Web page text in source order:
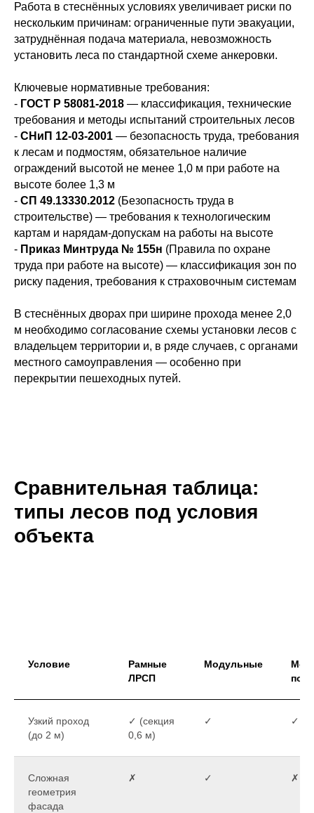
Работа в стеснённых условиях увеличивает риски по
нескольким причинам: ограниченные пути эвакуации,
затруднённая подача материала, невозможность
установить леса по стандартной схеме анкеровки.
Ключевые нормативные требования:
- ГОСТ Р 58081-2018 — классификация, технические
требования и методы испытаний строительных лесов
- СНиП 12-03-2001 — безопасность труда, требования
к лесам и подмостям, обязательное наличие
ограждений высотой не менее 1,0 м при работе на
высоте более 1,3 м
- СП 49.13330.2012 (Безопасность труда в
строительстве) — требования к технологическим
картам и нарядам-допускам на работы на высоте
- Приказ Минтруда № 155н (Правила по охране
труда при работе на высоте) — классификация зон по
риску падения, требования к страховочным системам
В стеснённых дворах при ширине прохода менее 2,0
м необходимо согласование схемы установки лесов с
владельцем территории и, в ряде случаев, с органами
местного самоуправления — особенно при
перекрытии пешеходных путей.
Сравнительная таблица:
типы лесов под условия
объекта
Условие
Рамные
ЛРСП
Модульные
Узкий проход
(до 2 м)
✓ (секция
0,6 м)
✓ ✓
Сложная
геометрия
фасада
✗ ✓ ✗